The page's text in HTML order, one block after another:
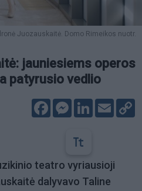
Juozauskaitė. Domo Rimeikos nuotr.
jauniesiems operos
patyrusio vedlio
FacebookMessenger
LinkedIn
Email
teatro vyriausioji
dalyvavo Taline